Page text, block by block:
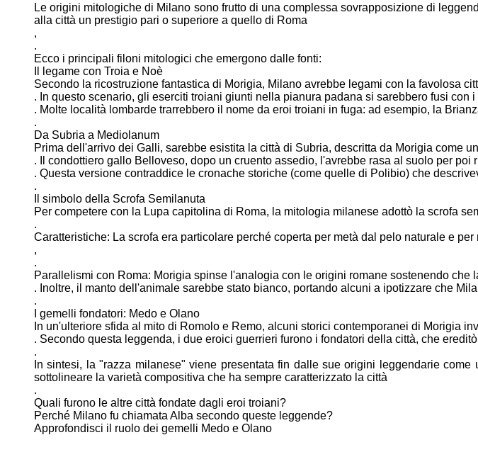
Le origini mitologiche di Milano sono frutto di una complessasovrapposizione di
alla città un prestigio pari o superiore a quello di Roma
,
.
Ecco i principali filoni mitologici che emergono dalle fonti:
Il legame con Troia e Noè
Secondo la ricostruzione fantastica di Morigia, Milano avrebbe legami con la favolosa
. In questo scenario, gli eserciti troiani giunti nella pianura padana si sarebbero fusi con
. Molte località lombarde trarrebbero il nome da eroi troiani in fuga: ad esempio, la
.
Da Subria a Mediolanum
Prima dell'arrivo dei Galli, sarebbe esistita la città di Subria, descritta da Morigia come
. Il condottiero gallo Belloveso, dopo un cruento assedio, l'avrebbe rasa al suolo per poi
. Questa versione contraddice le cronache storiche (come quelle di Polibio) che
.
Il simbolo della Scrofa Semilanuta
Per competere con la Lupa capitolina di Roma, la mitologia milanese adottò la scrofa
.
Caratteristiche: La scrofa era particolare perché coperta per metà dal pelo naturale e per
,
.
Parallelismi con Roma: Morigia spinse l'analogia con le origini romane sostenendo che
. Inoltre, il manto dell'animale sarebbe stato bianco, portando alcuni a ipotizzare che
.
I gemelli fondatori: Medo e Olano
In un'ulteriore sfida al mito di Romolo e Remo, alcuni storici contemporanei di Morigia
. Secondo questa leggenda, i due eroici guerrieri furono i fondatori della città, che
.
In sintesi, la "razza milanese" viene presentata fin dalle sue origini
leggendarie
sottolineare la varietà compositiva che ha sempre caratterizzato la città
.
Quali furono le altre città fondate dagli eroi troiani?
Perché Milano fu chiamata Alba secondo queste leggende?
Approfondisci il ruolo dei gemelli Medo e Olano